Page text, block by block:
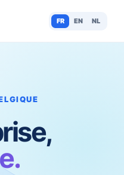
FR EN NL